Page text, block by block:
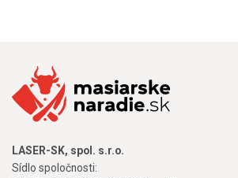
LASER-SK, spol. s.r.o.
Sídlo spoločnosti: